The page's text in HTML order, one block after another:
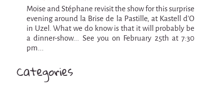
Sans-culotte
New productions
Espèce d'idiot
Il va pleuvoir
Categories
Moïse and Stéphane revisit the show for this surprise
evening around la Brise de la Pastille, at Kastell d'O
in Uzel. What we do know is that it will probably be
a dinner-show... See you on February 25th at 7:30
pm...